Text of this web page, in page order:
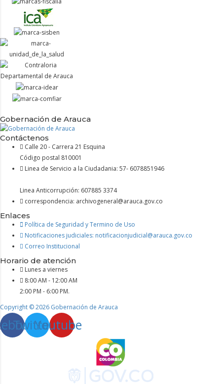
Gobernación de Arauca
Contáctenos
Calle 20 - Carrera 21 Esquina
Código postal 810001
Linea de Servicio a la Ciudadania: 57- 6078851946
Linea Anticorrupción: 607885 3374
correspondencia: archivogeneral@arauca.gov.co
Enlaces
Política de Seguridad y Termino de Uso
Notificaciones judiciales: notificacionjudicial@arauca.gov.co
Correo Institucional
Horario de atención
Lunes a viernes
8:00 AM - 12:00 AM
2:00 PM - 6:00 PM.
Copyright © 2026 Gobernación de Arauca
TwitterYoutube